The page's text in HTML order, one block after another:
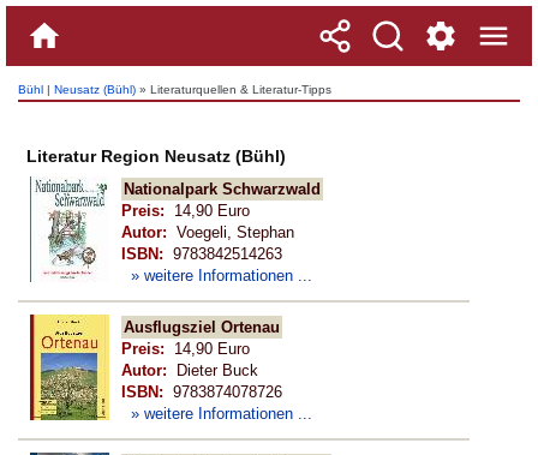
Bühl | Neusatz (Bühl) » Literaturquellen & Literatur-Tipps
Literatur Region Neusatz (Bühl)
Nationalpark Schwarzwald
Preis: 14,90 Euro
Autor: Voegeli, Stephan
ISBN: 9783842514263
» weitere Informationen ...
Ausflugsziel Ortenau
Preis: 14,90 Euro
Autor: Dieter Buck
ISBN: 9783874078726
» weitere Informationen ...